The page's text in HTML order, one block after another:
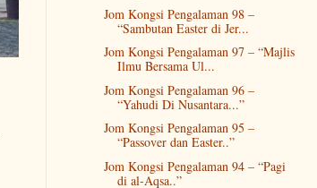
Jom Kongsi Pengalaman 98 –
“Sambutan Easter di Jer...
Jom Kongsi Pengalaman 97 – “Majlis
Ilmu Bersama Ul...
Jom Kongsi Pengalaman 96 –
“Yahudi Di Nusantara...”
Jom Kongsi Pengalaman 95 –
“Passover dan Easter..”
Jom Kongsi Pengalaman 94 – “Pagi
di al-Aqsa..”